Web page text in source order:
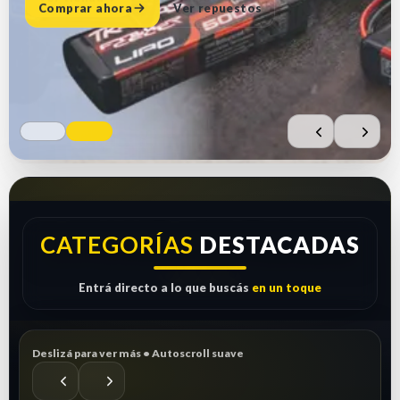
Comprar ahora Ver repuestos
CATEGORÍAS DESTACADAS
Entrá directo a lo que buscás en un toque
Deslizá para ver más • Autoscroll suave